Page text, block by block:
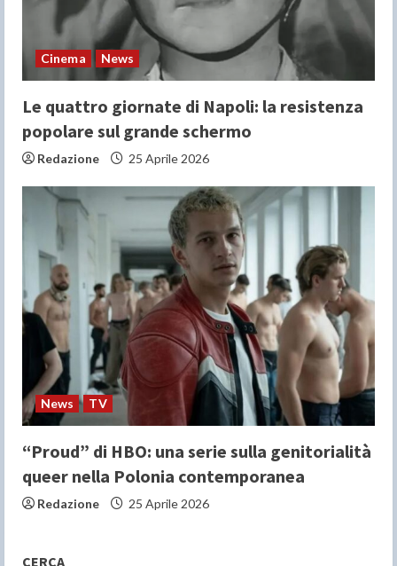
Cinema News
Le quattro giornate di Napoli: la resistenza
popolare sul grande schermo
Redazione 25 Aprile 2026
News TV
“Proud” di HBO: una serie sulla genitorialità
queer nella Polonia contemporanea
Redazione 25 Aprile 2026
CERCA